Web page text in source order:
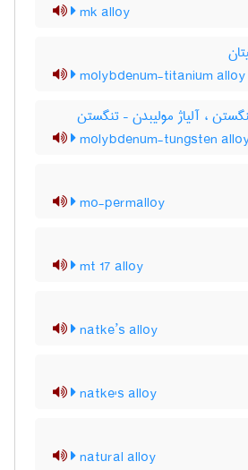
mk alloy
molybdenum-titanium alloy
، آلیاژ مولیبدن – تنگستن
molybdenum-tungsten
mo-permalloy
mt 17 alloy
natke’s alloy
natke's alloy
natural alloy